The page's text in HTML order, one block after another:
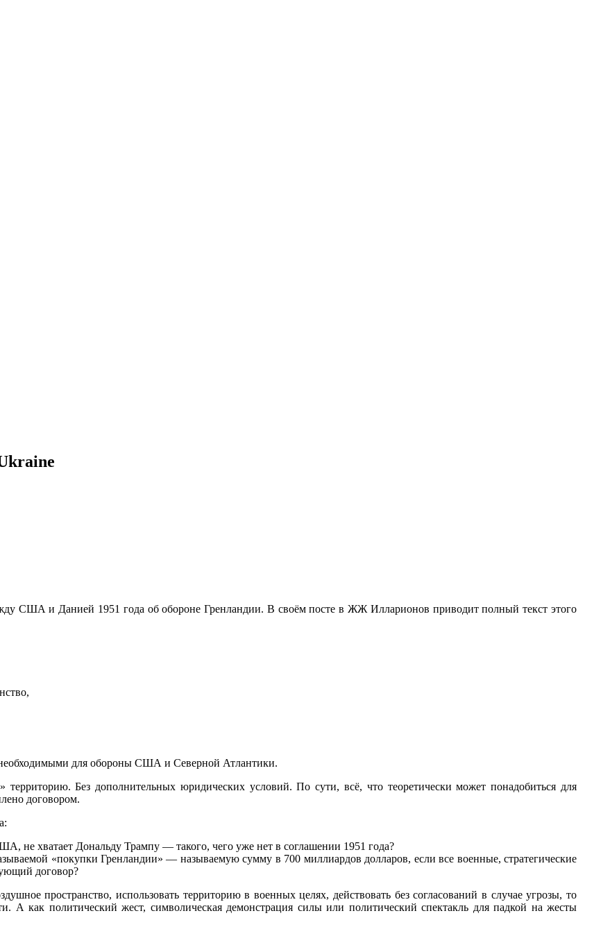
США и Данией 1951 года об обороне Гренландии. В своём посте в ЖЖ Илларионов приводит полный текст этого
для обороны США и Северной Атлантики.
территорию. Без дополнительных юридических условий. По сути, всё, что теоретически может понадобиться для
договором.
не хватает Дональду Трампу — такого, чего уже нет в соглашении 1951 года?
«покупки Гренландии» — называемую сумму в 700 миллиардов долларов, если все военные, стратегические
договор?
пространство, использовать территорию в военных целях, действовать без согласований в случае угрозы, то
А как политический жест, символическая демонстрация силы или политический спектакль для падкой на жесты